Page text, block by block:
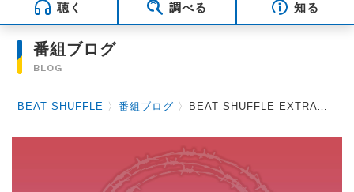
聴く 調べる 知る
番組ブログ
BLOG
BEAT SHUFFLE 〉番組ブログ 〉 BEAT SHUFFLE EXTRA 2026.06.26 浅葱 / LM.C